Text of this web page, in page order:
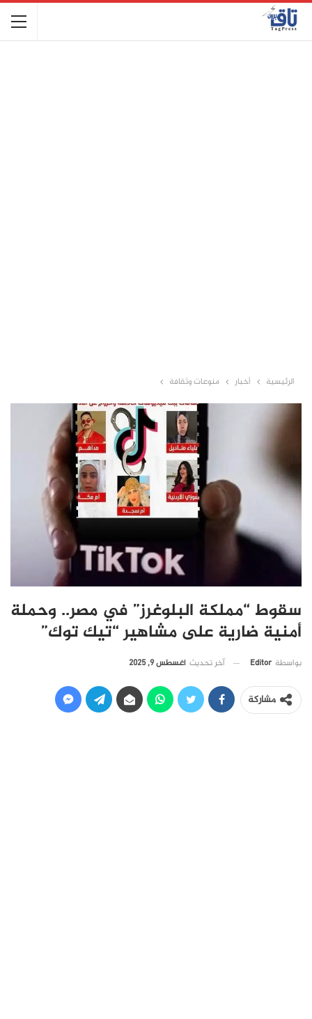
الرئيسية أخبار منوعات وثقافة
سقوط “مملكة البلوغرز” في مصر.. وحملة
أمنية ضارية على مشاهير “تيك توك”
بواسطة Editor آخر تحديث أغسطس 9, 2025
مشاركة